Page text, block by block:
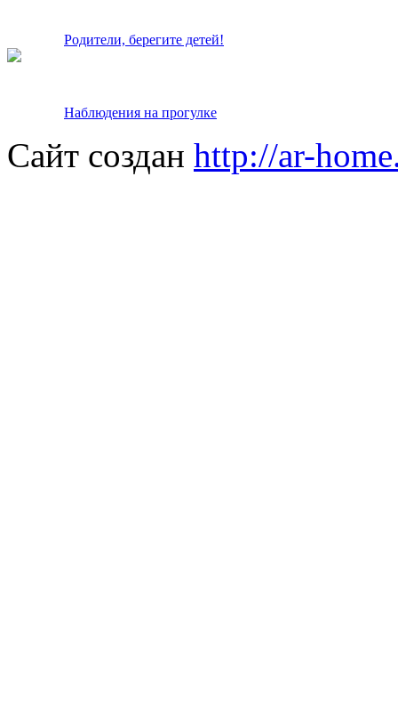
Родители, берегите детей!
Наблюдения на прогулке
Сайт создан http://ar-